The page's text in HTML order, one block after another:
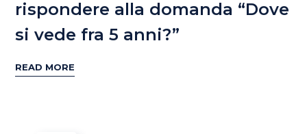
rispondere alla domanda “Dove
si vede fra 5 anni?”
READ MORE